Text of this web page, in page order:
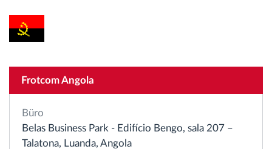
Driving times monitoring
Access control
Frotcom Angola
Büro
Belas Business Park - Edifício Bengo, sala 207 –
Talatona, Luanda, Angola